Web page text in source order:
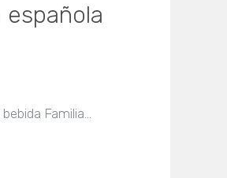
española
Familia…